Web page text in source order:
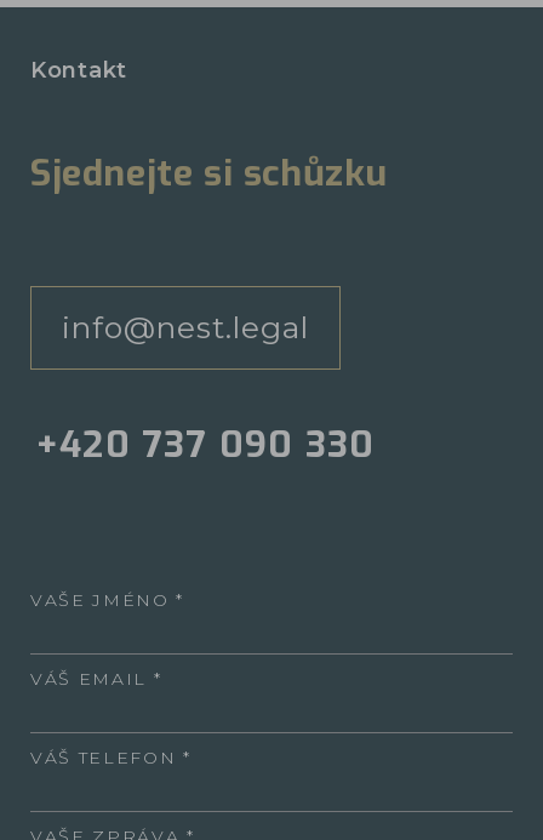
Kontakt
Sjednejte si schůzku
info@nest.legal
+420 737 090 330
VAŠE JMÉNO
VÁŠ EMAIL
VÁŠ TELEFON